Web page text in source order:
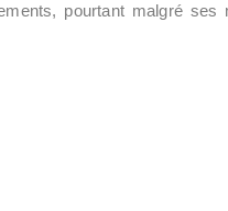
pourtant malgré ses